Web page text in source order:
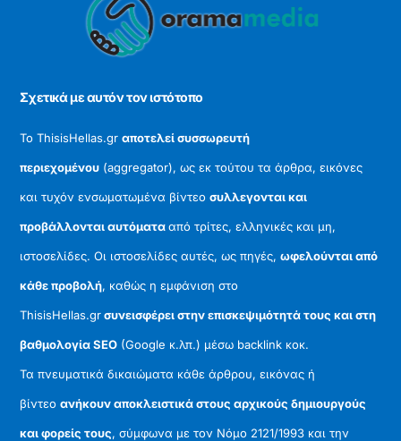
To
Σχετικά με αυτόν τον ιστότοπο
Το ThisisHellas.grαποτελεί συσσωρευτή
περιεχομένου (aggregator), ως εκ τούτου τα άρθρα, εικόνες
και τυχόν ενσωματωμένα βίντεοσυλλεγονται και
προβάλλονται αυτόματααπό τρίτες, ελληνικές και μη,
ιστοσελίδες. Οι ιστοσελίδες αυτές, ως πηγές,ωφελούνται από
κάθε προβολή, καθώς η εμφάνιση στο
ThisisHellas.grσυνεισφέρει στην επισκεψιμότητά τους και στη
βαθμολογία SEO (Google κ.λπ.) μέσω backlink κοκ.
Τα πνευματικά δικαιώματα κάθε άρθρου, εικόνας ή
βίντεοανήκουν αποκλειστικά στους αρχικούς δημιουργούς
και φορείς τους, σύμφωνα με τον Νόμο 2121/1993 και την